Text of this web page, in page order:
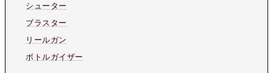
シューター
ブラスター
リールガン
ボトルガイザー